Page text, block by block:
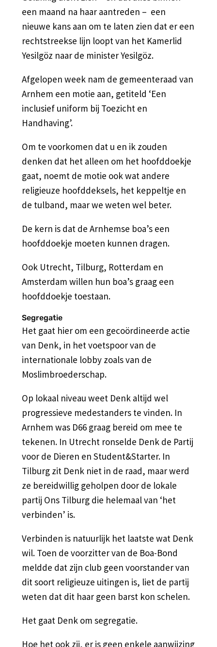
een maand na haar aantreden – een
nieuwe kans aan om te laten zien dat er een
rechtstreekse lijn loopt van het Kamerlid
Yesilgöz naar de minister Yesilgöz.
Afgelopen week nam de gemeenteraad van
Arnhem een motie aan, getiteld ‘Een
inclusief uniform bij Toezicht en
Handhaving’.
Om te voorkomen dat u en ik zouden
denken dat het alleen om het hoofddoekje
gaat, noemt de motie ook wat andere
religieuze hoofddeksels, het keppeltje en
de tulband, maar we weten wel beter.
De kern is dat de Arnhemse boa’s een
hoofddoekje moeten kunnen dragen.
Ook Utrecht, Tilburg, Rotterdam en
Amsterdam willen hun boa’s graag een
hoofddoekje toestaan.
Segregatie
Het gaat hier om een gecoördineerde actie
van Denk, in het voetspoor van de
internationale lobby zoals van de
Moslimbroederschap.
Op lokaal niveau weet Denk altijd wel
progressieve medestanders te vinden. In
Arnhem was D66 graag bereid om mee te
tekenen. In Utrecht ronselde Denk de Partij
voor de Dieren en Student&Starter. In
Tilburg zit Denk niet in de raad, maar werd
ze bereidwillig geholpen door de lokale
partij Ons Tilburg die helemaal van ‘het
verbinden’ is.
Verbinden is natuurlijk het laatste wat Denk
wil. Toen de voorzitter van de Boa-Bond
meldde dat zijn club geen voorstander van
dit soort religieuze uitingen is, liet de partij
weten dat dit haar geen barst kon schelen.
Het gaat Denk om segregatie.
Hoe het ook zij, er is geen enkele aanwijzing